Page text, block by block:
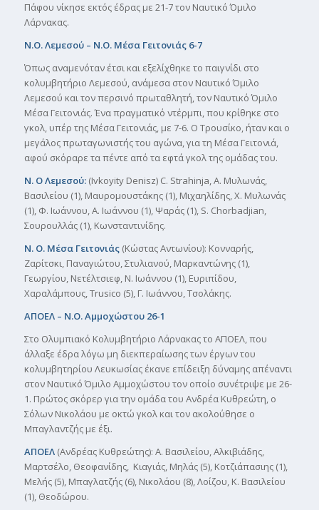
Πάφου νίκησε εκτός έδρας με 21-7 τον Ναυτικό Όμιλο
Λάρνακας.
Ν.Ο. Λεμεσού – Ν.Ο. Μέσα Γειτονιάς 6-7
Όπως αναμενόταν έτσι και εξελίχθηκε το παιγνίδι στο
κολυμβητήριο Λεμεσού, ανάμεσα στον Ναυτικό Όμιλο
Λεμεσού και τον περσινό πρωταθλητή, τον Ναυτικό Όμιλο
Μέσα Γειτονιάς. Ένα πραγματικό ντέρμπι, που κρίθηκε στο
γκολ, υπέρ της Μέσα Γειτονιάς, με 7-6. Ο Τρουσίκο, ήταν και ο
μεγάλος πρωταγωνιστής του αγώνα, για τη Μέσα Γειτoνιά,
αφού σκόραρε τα πέντε από τα εφτά γκολ της ομάδας του.
Ν. Ο Λεμεσού:(Ivkoyity Denisz) C. Strahinja, Α. Μυλωνάς,
Βασιλείου (1), Μαυρομουστάκης (1), Μιχαηλίδης, Χ. Μυλωνάς
(1), Φ. Ιωάννου, Α. Ιωάννου (1), Ψαράς (1), S. Chorbadjian,
Σουρουλλάς (1), Κωνσταντινίδης.
Ν. Ο. Μέσα Γειτονιάς (Κώστας Αντωνίου): Κονναρής,
Ζαρίτσκι, Παναγιώτου, Στυλιανού, Μαρκαντώνης (1),
Γεωργίου, Νετέλτσιεφ, Ν. Ιωάννου (1), Ευριπίδου,
Χαραλάμπους, Trusico (5), Γ. Ιωάννου, Τσολάκης.
ΑΠΟΕΛ – Ν.Ο. Αμμοχώστου 26-1
Στο Ολυμπιακό Κολυμβητήριο Λάρνακας το ΑΠΟΕΛ, που
άλλαξε έδρα λόγω μη διεκπεραίωσης των έργων του
κολυμβητηρίου Λευκωσίας έκανε επίδειξη δύναμης απέναντι
στον Ναυτικό Όμιλο Αμμοχώστου τον οποίο συνέτριψε με 26-
1. Πρώτος σκόρερ για την ομάδα του Ανδρέα Κυθρεώτη, ο
Σόλων Νικολάου με οκτώ γκολ και τον ακολούθησε ο
Μπαγλαντζής με έξι.
ΑΠΟΕΛ (Ανδρέας Κυθρεώτης): Α. Βασιλείου, Αλκιβιάδης,
Μαρτσέλο, Θεοφανίδης, Κιαγιάς, Μηλάς (5), Κοτζιάπασιης (1),
Μελής (5), Μπαγλατζής (6), Νικολάου (8), Λοίζου, Κ. Βασιλείου
(1), Θεοδώρου.